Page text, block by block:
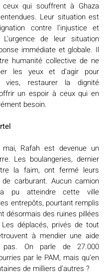
qui souffrent à Ghaza
Leur situation est
contre l'injustice et
L'urgence de leur situation
immédiate et globale. Il
humanité collective de ne
les yeux et d'agir pour
vies, restaurer la dignité
un espoir à ceux qui en
besoin.
Rafah est devenue un
Les boulangeries, dernier
la faim, ont fermé leurs
carburant. Aucun camion
pu atteindre cette ville
entrepôts, pourtant remplis
désormais des ruines pillées
déplacés, privés de tout
à mendier une aide
pas. On parle de 27.000
par le PAM, mais qu'en
de milliers d'autres ?